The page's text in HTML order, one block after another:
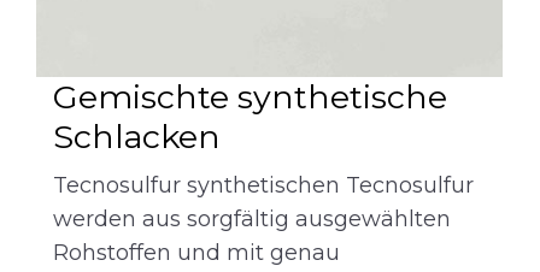
Gemischte synthetische
Schlacken
Tecnosulfur synthetischen Tecnosulfur
werden aus sorgfältig ausgewählten
Rohstoffen und mit genau